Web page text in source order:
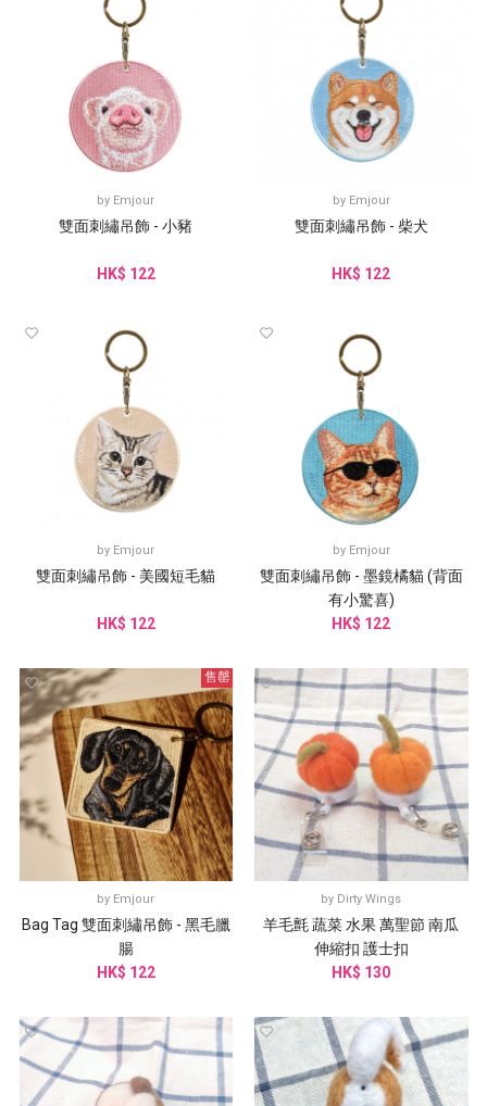
by Emjour
雙面刺繡吊飾 - 小豬
HK$ 122
by Emjour
雙面刺繡吊飾 - 柴犬
HK$ 122
by Emjour
雙面刺繡吊飾 - 美國短毛貓
HK$ 122
by Emjour
雙面刺繡吊飾 - 墨鏡橘貓 (背面
有小驚喜)
HK$ 122
售罄
by Emjour
Bag Tag 雙面刺繡吊飾 - 黑毛臘
腸
HK$ 122
by Dirty Wings
羊毛氈 蔬菜 水果 萬聖節 南瓜
伸縮扣 護士扣
HK$ 130